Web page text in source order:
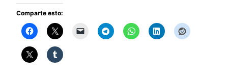
Comparte esto: